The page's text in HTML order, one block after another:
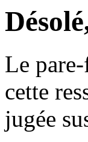
Le
cette
jugée